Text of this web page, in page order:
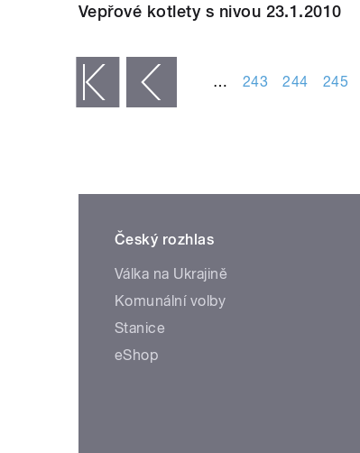
Vepřové kotlety s nivou 23.1.2010
‹ předchozí … 243 244 245
Český rozhlas
Válka na Ukrajině
Komunální volby
Stanice
eShop